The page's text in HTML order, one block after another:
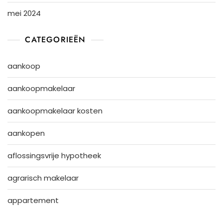
mei 2024
CATEGORIEËN
aankoop
aankoopmakelaar
aankoopmakelaar kosten
aankopen
aflossingsvrije hypotheek
agrarisch makelaar
appartement